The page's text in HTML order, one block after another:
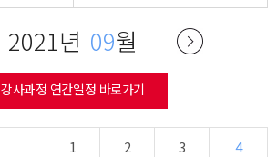
2021년 09월
강사과정 연간일정 바로가기
1 2 3
4